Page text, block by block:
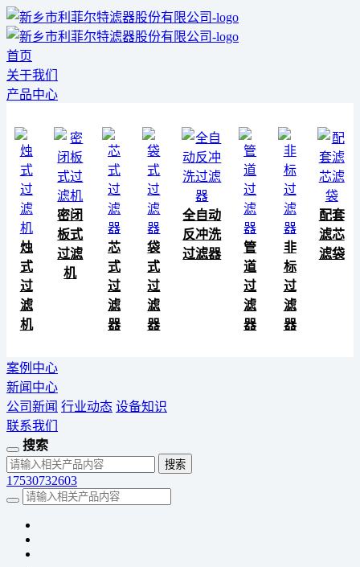
首页
关于我们
产品中心
烛
式
过
滤
机
密闭
板式
过滤
机
芯
式
过
滤
器
袋
式
过
滤
器
全自动
反冲洗
过滤器
管
道
过
滤
器
非
标
过
滤
器
配套
滤芯
滤袋
案例中心
新闻中心
公司新闻 行业动态 设备知识
联系我们
搜索
17530732603